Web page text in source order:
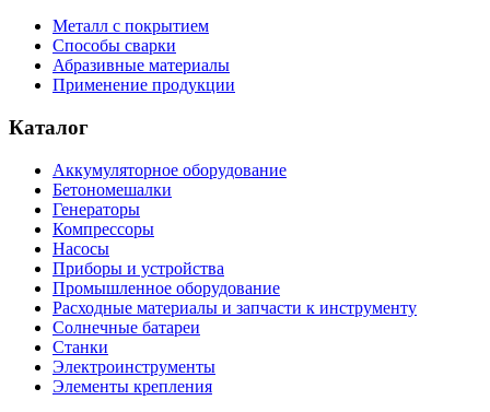
Металл с покрытием
Способы сварки
Абразивные материалы
Применение продукции
Каталог
Аккумуляторное оборудование
Бетономешалки
Генераторы
Компрессоры
Насосы
Приборы и устройства
Промышленное оборудование
Расходные материалы и запчасти к инструменту
Солнечные батареи
Станки
Электроинструменты
Элементы крепления